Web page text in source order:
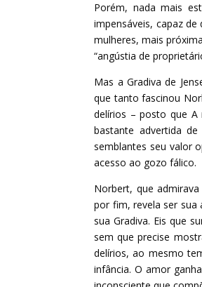
Porém, nada mais
impensáveis, capaz
mulheres, mais
“angústia de
Mas a Gradiva de
que tanto fascinou
delírios – posto que A
bastante advertida
semblantes seu valor
acesso ao gozo fálico.
Norbert, que
por fim, revela ser sua
sua Gradiva. Eis que
sem que precise
delírios, ao mesmo
infância. O amor